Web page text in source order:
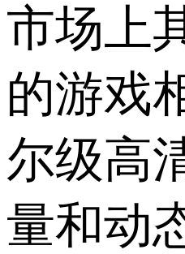
市场上
的游戏
尔级高
量和动